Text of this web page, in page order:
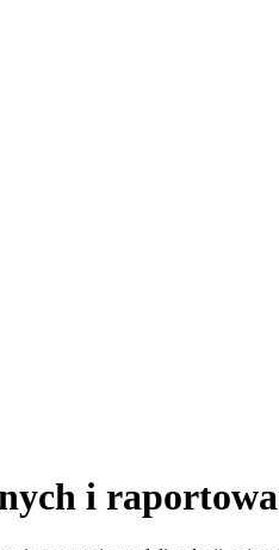
i